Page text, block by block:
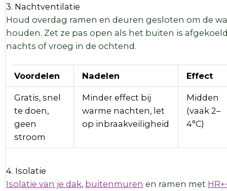
3. Nachtventilatie
Houd overdag ramen en deuren gesloten om de
houden. Zet ze pas open als het buiten is
nachts of vroeg in de ochtend.
Voordelen Nadelen Effect
Gratis, snel
te doen,
geen
stroom
Minder effect bij
warme nachten, let
op inbraakveiligheid
Midden
(vaak 2–
4°C)
4. Isolatie
Isolatie van je dak, buitenmuren en ramen met